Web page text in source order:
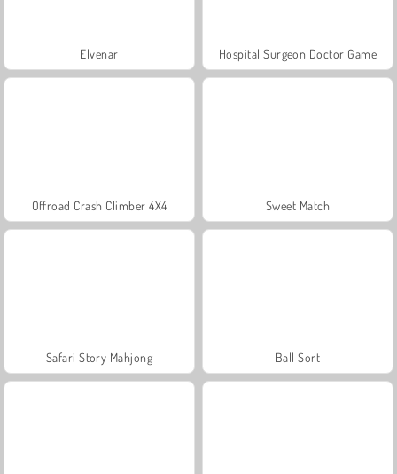
Elvenar Hospital Surgeon Doctor Game
Offroad Crash Climber 4X4 Sweet Match
Safari Story Mahjong Ball Sort